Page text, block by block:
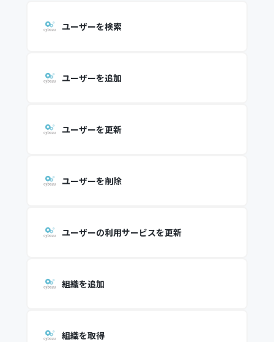
ユーザーを検索
ユーザーを追加
ユーザーを更新
ユーザーを削除
ユーザーの利用サービスを更新
組織を追加
組織を取得